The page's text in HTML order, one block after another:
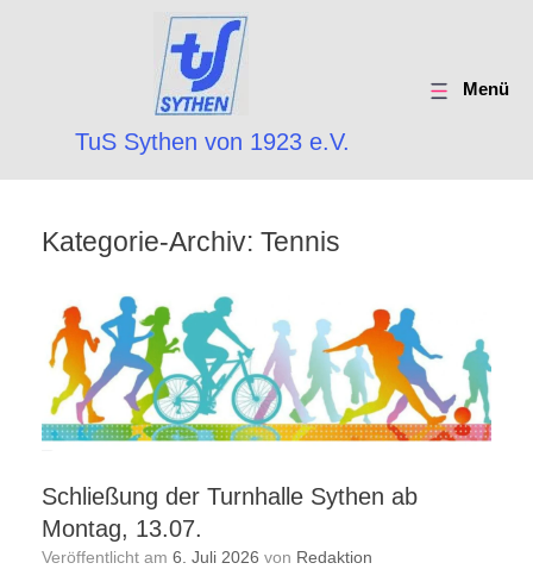
TuS Sythen von 1923 e.V.
Menü
Kategorie-Archiv: Tennis
Schließung der Turnhalle Sythen ab
Montag, 13.07.
Veröffentlicht am 6. Juli 2026 von Redaktion